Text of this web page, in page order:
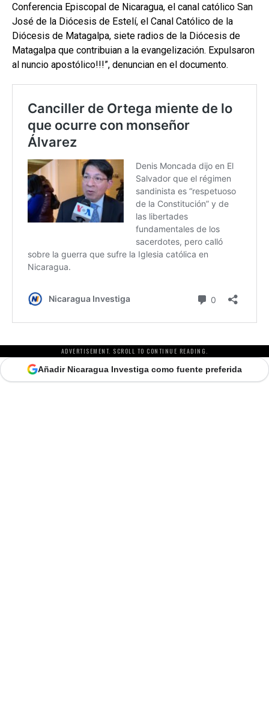
Conferencia Episcopal de Nicaragua, el canal católico San
José de la Diócesis de Estelí, el Canal Católico de la
Diócesis de Matagalpa, siete radios de la Diócesis de
Matagalpa que contribuian a la evangelización. Expulsaron
al nuncio apostólico!!!”, denuncian en el documento.
ADVERTISEMENT. SCROLL TO CONTINUE READING.
Añadir Nicaragua Investiga como fuente preferida